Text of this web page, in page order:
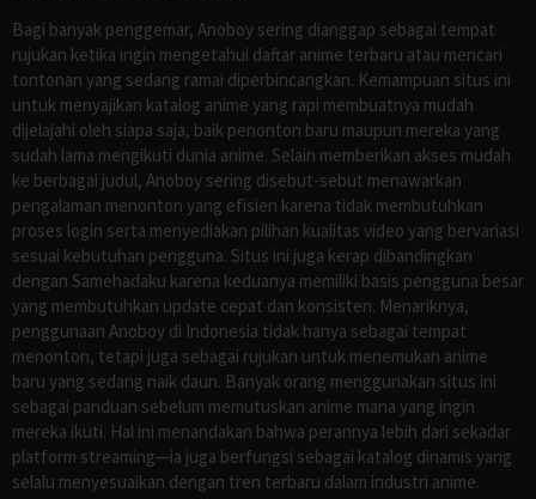
Bagi banyak penggemar, Anoboy sering dianggap sebagai tempat
rujukan ketika ingin mengetahui daftar anime terbaru atau mencari
tontonan yang sedang ramai diperbincangkan. Kemampuan situs ini
untuk menyajikan katalog anime yang rapi membuatnya mudah
dijelajahi oleh siapa saja, baik penonton baru maupun mereka yang
sudah lama mengikuti dunia anime. Selain memberikan akses mudah
ke berbagai judul, Anoboy sering disebut-sebut menawarkan
pengalaman menonton yang efisien karena tidak membutuhkan
proses login serta menyediakan pilihan kualitas video yang bervariasi
sesuai kebutuhan pengguna. Situs ini juga kerap dibandingkan
dengan Samehadaku karena keduanya memiliki basis pengguna besar
yang membutuhkan update cepat dan konsisten. Menariknya,
penggunaan Anoboy di Indonesia tidak hanya sebagai tempat
menonton, tetapi juga sebagai rujukan untuk menemukan anime
baru yang sedang naik daun. Banyak orang menggunakan situs ini
sebagai panduan sebelum memutuskan anime mana yang ingin
mereka ikuti. Hal ini menandakan bahwa perannya lebih dari sekadar
platform streaming—ia juga berfungsi sebagai katalog dinamis yang
selalu menyesuaikan dengan tren terbaru dalam industri anime.